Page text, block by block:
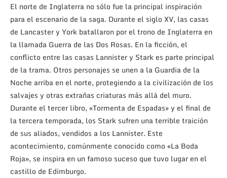
El norte de Inglaterra no sólo fue la principal inspiración
para el escenario de la saga. Durante el siglo XV, las casas
de Lancaster y York batallaron por el trono de Inglaterra en
la llamada Guerra de las Dos Rosas. En la ficción, el
conflicto entre las casas Lannister y Stark es parte principal
de la trama. Otros personajes se unen a la Guardia de la
Noche arriba en el norte, protegiendo a la civilización de los
salvajes y otras extrañas criaturas más allá del muro.
Durante el tercer libro, «Tormenta de Espadas» y el final de
la tercera temporada, los Stark sufren una terrible traición
de sus aliados, vendidos a los Lannister. Este
acontecimiento, comúnmente conocido como «La Boda
Roja», se inspira en un famoso suceso que tuvo lugar en el
castillo de Edimburgo.